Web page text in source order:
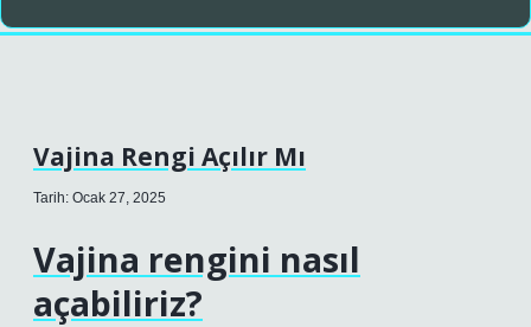
Vajina Rengi Açılır Mı
Tarih: Ocak 27, 2025
Vajina rengini nasıl
açabiliriz?